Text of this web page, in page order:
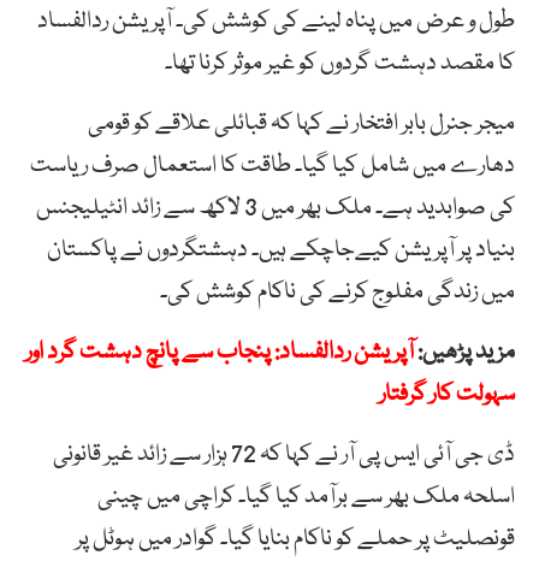
طول و عرض میں پناہ لینے کی کوشش کی۔ آپریشن ردالفساد
کا مقصد دہشت گردوں کو غیر موثر کرنا تھا۔
میجر جنرل بابر افتخار نے کہا کہ قبائلی علاقے کو قومی
دھارے میں شامل کیا گیا۔ طاقت کا استعمال صرف ریاست
کی صوابدید ہے۔ ملک بھر میں 3 لاکھ سے زائد انٹیلیجنس
بنیاد پر آپریشن کیےجاچکے ہیں۔ دہشتگردوں نے پاکستان
میں زندگی مفلوج کرنے کی ناکام کوشش کی۔
مزید پڑھیں:آپریشن ردالفساد: پنجاب سے پانچ دہشت گرد اور
سہولت کار گرفتار
ڈی جی آئی ایس پی آر نے کہا کہ 72 ہزار سے زائد غیر قانونی
اسلحہ ملک بھر سے برآمد کیا گیا۔ کراچی میں چینی
قونصلیٹ پر حملے کو ناکام بنایا گیا۔ گوادر میں ہوٹل پر